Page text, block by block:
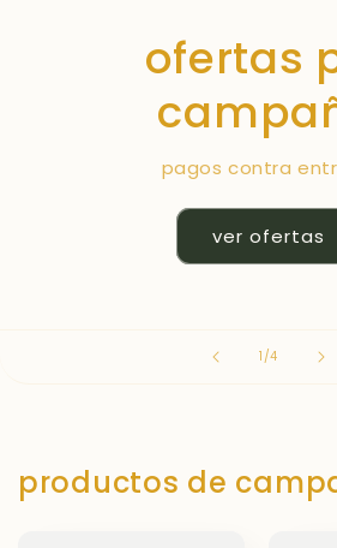
ofertas
pagos contra
ver ofertas
1 /de
4
productos de